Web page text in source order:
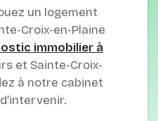
un logement
Croix-en-Plaine
immobilier à
et Sainte-Croix-
à notre cabinet